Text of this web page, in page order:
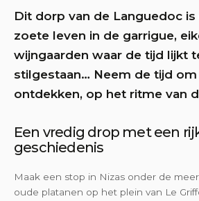
Dit dorp van de Languedoc
zoete leven in de garrigue,
wijngaarden waar de tijd lijkt
stilgestaan… Neem de tijd
ontdekken, op het ritme van
Een vredig drop met een
geschiedenis
Maak een stop in Nizas onder de
oude platanen op het plein van Le